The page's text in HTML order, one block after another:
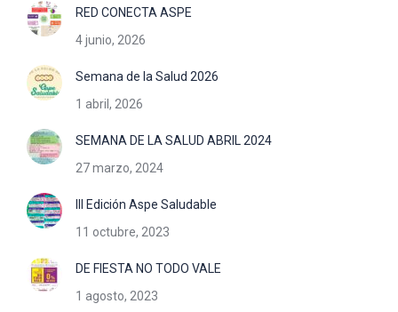
RED CONECTA ASPE
4 junio, 2026
Semana de la Salud 2026
1 abril, 2026
SEMANA DE LA SALUD ABRIL 2024
27 marzo, 2024
III Edición Aspe Saludable
11 octubre, 2023
DE FIESTA NO TODO VALE
1 agosto, 2023